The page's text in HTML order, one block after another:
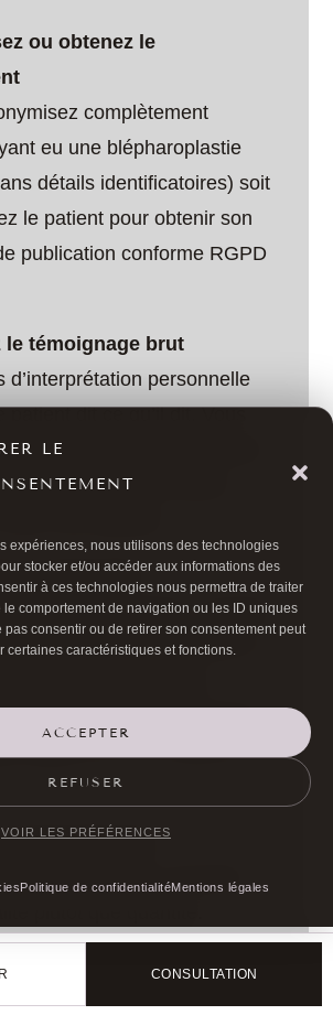
LE
expériences, nous utilisons des technologies
stocker et/ou accéder aux informations des
à ces technologies nous permettra de traiter
comportement de navigation ou les ID uniques
pas consentir ou de retirer son consentement peut
certaines caractéristiques et fonctions.
ACCEPTER
REFUSER
VOIR LES PRÉFÉRENCES
Politique de confidentialitéMentions légales
ou obtenez le
complètement
eu une blépharoplastie
détails identificatoires) soit
le patient pour obtenir son
publication conforme RGPD
le témoignage brut
d’interprétation personnelle
patient dit ce qu’il dit. Vous
une seule ligne de contexte
en italique (votre analyse
la diversité
témoignages variés : résultat
demandé si j’allais bien »),
opéré il y a 1 à 2 ans ou
5 témoignages
remplissage, peu c’est plus
la source
les emails ou
CONSULTATION